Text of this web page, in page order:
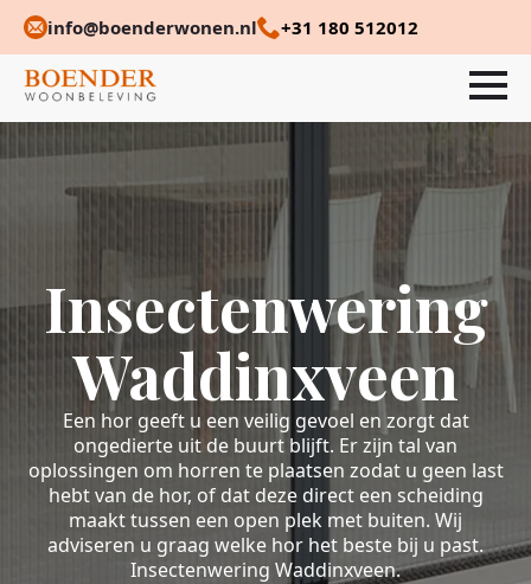
info@boenderwonen.nl +31 180 512012
Insectenwering
Waddinxveen
Een hor geeft u een veilig gevoel en zorgt dat
ongedierte uit de buurt blijft. Er zijn tal van
oplossingen om horren te plaatsen zodat u geen last
hebt van de hor, of dat deze direct een scheiding
maakt tussen een open plek met buiten. Wij
adviseren u graag welke hor het beste bij u past.
Insectenwering Waddinxveen.